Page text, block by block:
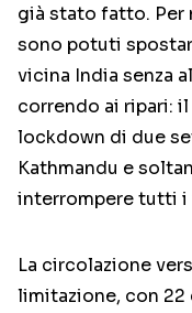
già stato fatto. Per
sono potuti
vicina India senza
correndo ai ripari:
lockdown di due
Kathmandu e
interrompere tutti i
La circolazione
limitazione, con 22